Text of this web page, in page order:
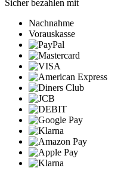
Sicher bezahlen mit
Nachnahme
Vorauskasse